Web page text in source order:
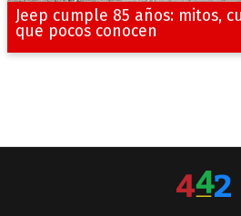
Jeep cumple 85 años: mitos,
que pocos conocen